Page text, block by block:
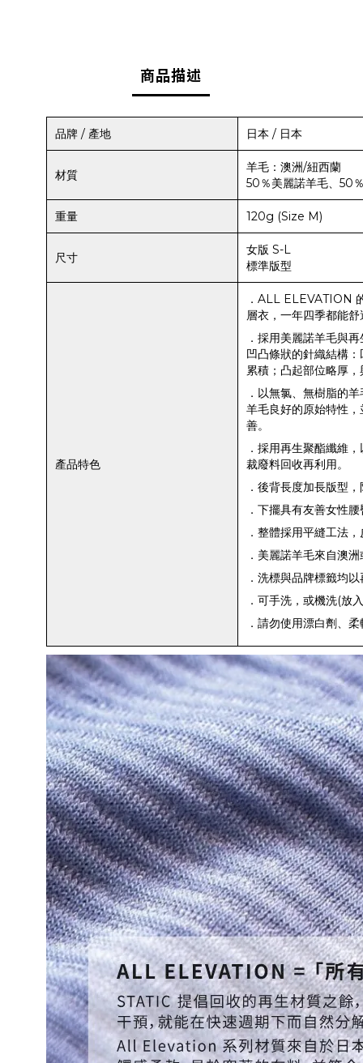
商品描述
品牌 / 產地 日本 / 日本
材質
羊毛：澳洲/紐西蘭
50％美麗諾羊毛、50
重量 120g (Size M)
尺寸
女版 S-L
標準版型
產品特色
．ALL ELEVATION
層衣，一年四季都能
．採用美麗諾羊毛與
凹凸條狀的針織結構
累積；凸起部位略厚
．以無氯、無樹脂的
羊毛良好的原始特性
善。
．採用再生聚酯纖維
裁廢料回收再利用。
．後背長度加長版型
．下擺具有友善女性
．整體採用平縫工法
．美麗諾羊毛來自澳
．洗標與品牌標籤均
．可手洗，或機洗(放
．請勿使用漂白劑、